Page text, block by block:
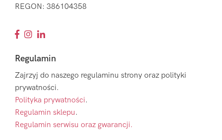
REGON: 386104358
Regulamin
Zajrzyj do naszego regulaminu strony oraz polityki
prywatności.
Polityka prywatności.
Regulamin sklepu.
Regulamin serwisu oraz gwarancji.